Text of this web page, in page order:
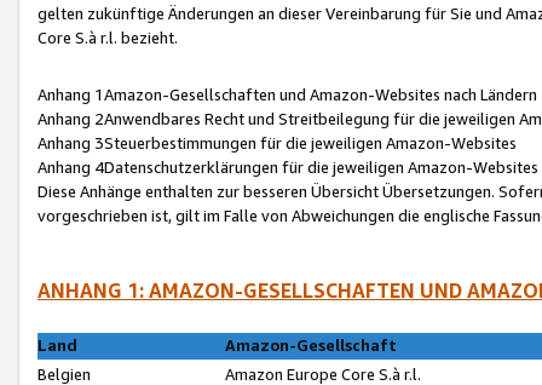
gelten zukünftige Änderungen an dieser Vereinbarung für Sie und
Core S.à r.l. bezieht.
Anhang 1Amazon-Gesellschaften und Amazon-Websites nach Ländern
Anhang 2Anwendbares Recht und Streitbeilegung für die jeweiligen
Anhang 3Steuerbestimmungen für die jeweiligen Amazon-Websites
Anhang 4Datenschutzerklärungen für die jeweiligen Amazon-Websites
Diese Anhänge enthalten zur besseren Übersicht Übersetzungen.
vorgeschrieben ist, gilt im Falle von Abweichungen die englische
ANHANG 1: AMAZON-GESELLSCHAFTEN UND
Land
Amazon-Gesellschaft
Belgien
Amazon Europe Core S.à r.l.